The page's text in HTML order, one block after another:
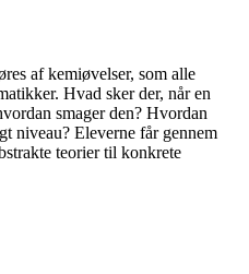
af kemiøvelser, som alle
Hvad sker der, når en
smager den? Hvordan
niveau? Eleverne får gennem
teorier til konkrete